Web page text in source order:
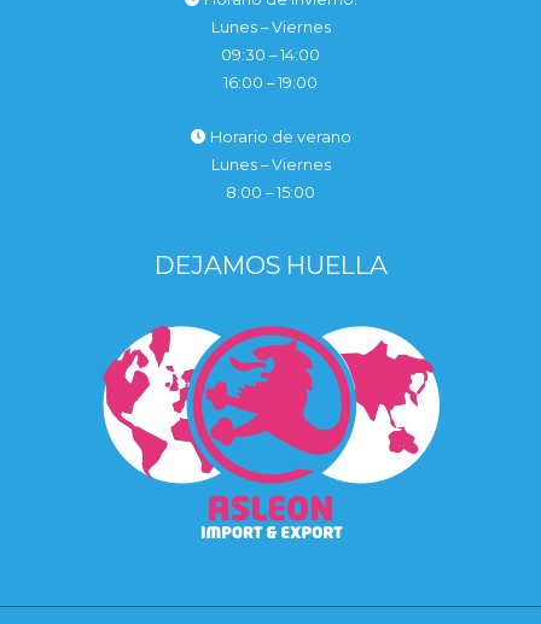
Lunes – Viernes
09:30 – 14:00
16:00 – 19:00
Horario de verano
Lunes – Viernes
8:00 – 15:00
DEJAMOS HUELLA